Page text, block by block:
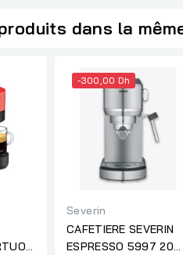
dans la
-300,00 Dh
Severin
CAFETIERE SEVERIN
ESPRESSO 5997 20